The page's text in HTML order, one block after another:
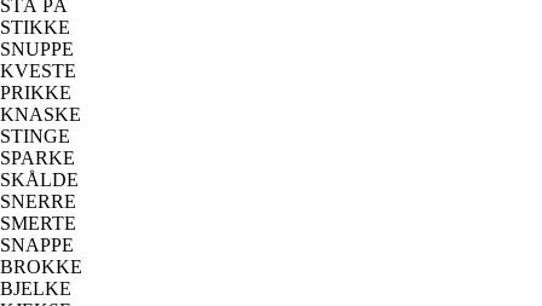
STÅ PÅ
STIKKE
SNUPPE
KVESTE
PRIKKE
KNASKE
STINGE
SPARKE
SKÅLDE
SNERRE
SMERTE
SNAPPE
BROKKE
BJELKE